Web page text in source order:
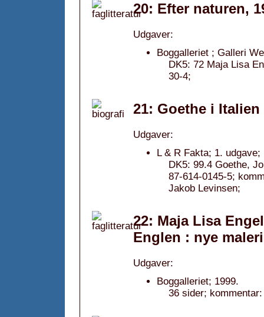
20: Efter naturen,
Udgaver:
Boggalleriet ; Galleri
DK5: 72 Maja Lisa
30-4;
21: Goethe i Italien
Udgaver:
L & R Fakta; 1. udgave;
DK5: 99.4 Goethe,
87-614-0145-5;
Jakob Levinsen;
22: Maja Lisa
Englen : nye
Udgaver:
Boggalleriet; 1999.
36 sider;